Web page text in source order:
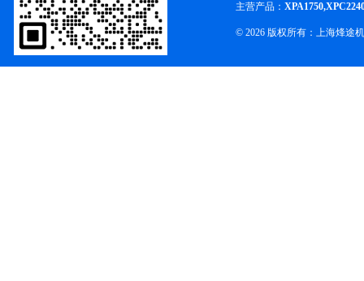
主营产品：
© 2026 版权所有：上海烽途